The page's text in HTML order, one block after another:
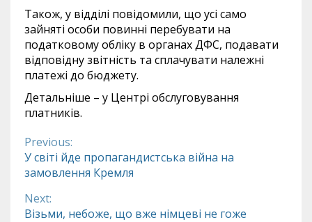
Також, у відділі повідомили, що усі само
зайняті особи повинні перебувати на
податковому обліку в органах ДФС, подавати
відповідну звітність та сплачувати належні
платежі до бюджету.
Детальніше – у Центрі обслуговування
платників.
Continue
Reading
Previous:
У світі йде пропагандистська війна на
замовлення Кремля
Next:
Візьми, небоже, що вже німцеві не гоже